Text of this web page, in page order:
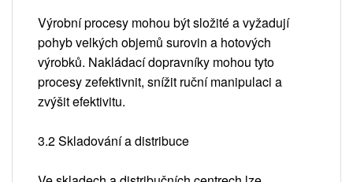
Výrobní procesy mohou být složité a vyžadují
pohyb velkých objemů surovin a hotových
výrobků. Nakládací dopravníky mohou tyto
procesy zefektivnit, snížit ruční manipulaci a
zvýšit efektivitu.
3.2 Skladování a distribuce